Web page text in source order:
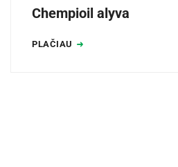
Chempioil alyva
PLAČIAU